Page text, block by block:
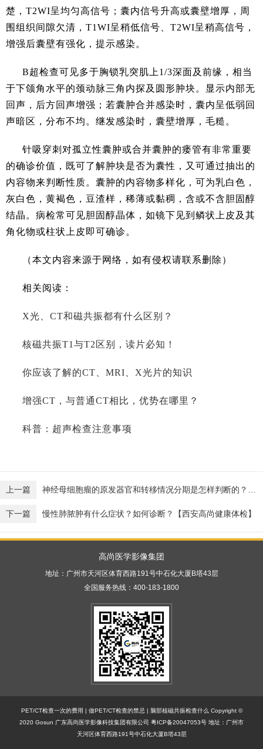
楚，T2WI呈均匀高信号；囊内信号升高或囊壁增厚，周
围组织间隙欠清，T1WI呈稍低信号、T2WI呈稍高信号，
增强后囊壁有强化，提示感染。
B超检查可见多于胸锁乳突肌上1/3深面及前缘，相当
于下颌角水平的颈动脉三角内探及圆形肿块。显示内部无
回声，后方回声增强；若囊肿合并感染时，囊内呈低弱回
声暗区，分布不均。继发感染时，囊壁增厚，毛糙。
针吸穿刺对孤立性囊肿或合并囊肿的瘘管有非常重要
的确诊价值，既可了解肿块是否为囊性，又可通过抽出的
内容物来判断性质。囊肿的内容物多样化，可为乳白色，
灰白色，黄褐色，豆渣样，稀薄或黏稠，含或不含胆固醇
结晶。病检常可见胆固醇晶体，如镜下见到鳞状上皮及其
角化物或柱状上皮即可确诊。
（本文内容来源于网络，如有侵权请联系删除）
相关阅读：
X光、CT和磁共振都有什么区别？
核磁共振T1与T2区别，读片必知！
你应该了解的CT、MRI、X光片的知识
增强CT，与普通CT相比，优势在哪里？
科普：超声检查注意事项
上一篇 神经母细胞瘤的原发器官和转移情况分期是怎样判断的？【广东高尚医学影像】
下一篇 慢性肺脓肿有什么症状？如何诊断？【西安高尚健康体检】
高尚医学影像集团
地址：广州市天河区体育西路191号中石化大厦B塔43层
全国服务热线：400-183-1800
PET/CT检查一次的费用 | 做PET/CT检查的禁忌 | 脑部核磁共振检查什么 Copyright ©
2020 Gosun 广东高尚医学影像科技集团有限公司 粤ICP备20047053号 地址：广州市
天河区体育西路191号中石化大厦B塔43层